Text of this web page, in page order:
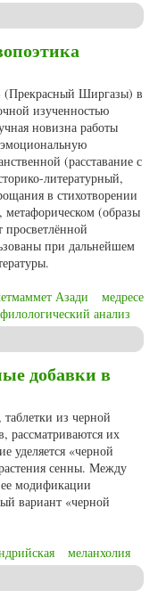
(Прекрасный Ширгазы) в
изученностью
новизна работы
(расставание с
литературный,
в стихотворении
метафорическом (образы
при дальнейшем
Азади
медресе
филологический анализ
добавки в
из черной
рассматриваются их
уделяется «черной
сенны. Между
модификации
вариант «черной
меланхолия